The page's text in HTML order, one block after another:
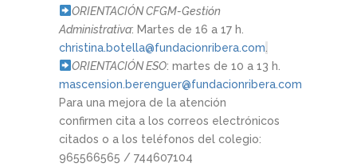
ORIENTACIÓN CFGM-Gestión
Administrativa: Martes de 16 a 17 h.
christina.botella@fundacionribera.com
ORIENTACIÓN ESO: martes de 10 a 13 h.
mascension.berenguer@fundacionribera.com
Para una mejora de la atención
confirmen cita a los correos electrónicos
citados o a los teléfonos del colegio:
965566565 / 744607104